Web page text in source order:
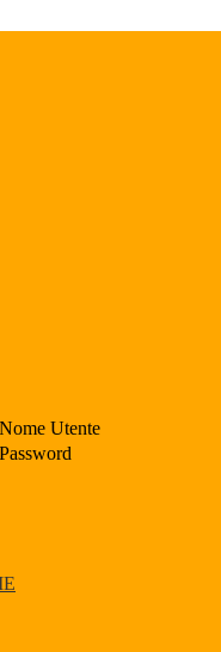
Nome Utente
Password